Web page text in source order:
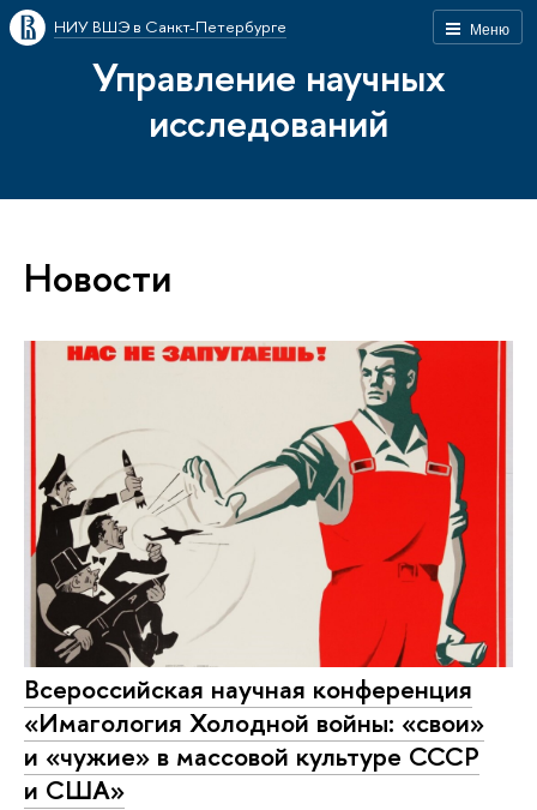
Меню
НИУ ВШЭ в Санкт-Петербурге
Управление научных
исследований
Новости
Всероссийская научная конференция
«Имагология Холодной войны: «свои»
и «чужие» в массовой культуре СССР
и США»